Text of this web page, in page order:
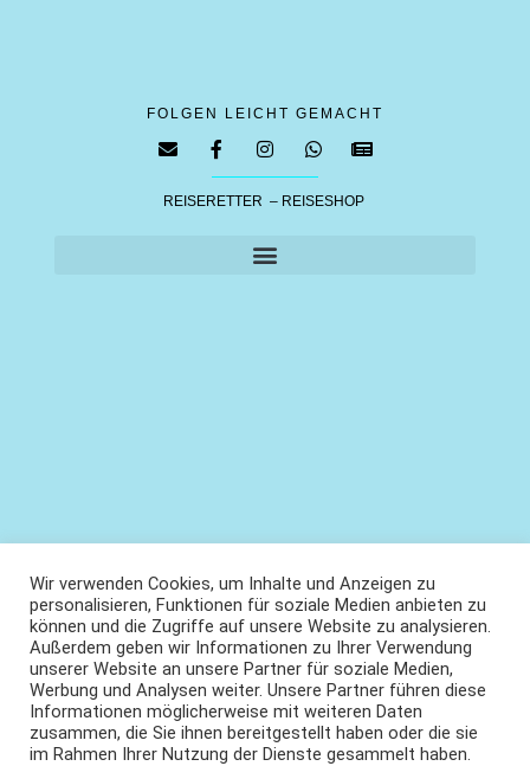
FOLGEN LEICHT GEMACHT
REISERETTER – REISESHOP
Wir verwenden Cookies, um Inhalte und Anzeigen zu
personalisieren, Funktionen für soziale Medien anbieten zu
können und die Zugriffe auf unsere Website zu analysieren.
Außerdem geben wir Informationen zu Ihrer Verwendung
unserer Website an unsere Partner für soziale Medien,
Werbung und Analysen weiter. Unsere Partner führen diese
Informationen möglicherweise mit weiteren Daten
zusammen, die Sie ihnen bereitgestellt haben oder die sie
im Rahmen Ihrer Nutzung der Dienste gesammelt haben.